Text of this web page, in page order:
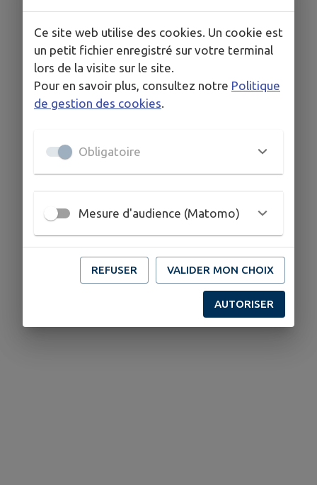
Ce site web utilise des cookies. Un cookie est
un petit fichier enregistré sur votre terminal
lors de la visite sur le site.
Pour en savoir plus, consultez notre Politique
de gestion des cookies
Obligatoire
Mesure d'audience (Matomo)
REFUSER VALIDER MON CHOIX
AUTORISER